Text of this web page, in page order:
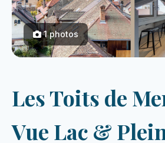
1 photos
Les Toits de
Vue Lac &